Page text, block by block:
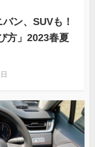
ン、SUVも！
方」2023春夏